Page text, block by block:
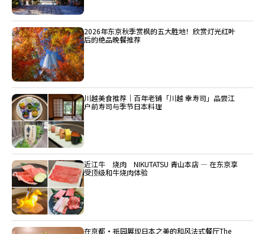
2026年东京秋季赏枫的五大胜地！欣赏灯光红叶
后的绝品晚餐推荐
川越美食推荐｜百年老铺「川越 幸寿司」品尝江
户前寿司与季节日本料理
近江牛 烧肉 NIKUTATSU 青山本店 ― 在东京享
受顶级和牛烧肉体验
在京都・祇园展现日本之美的和风法式餐厅The